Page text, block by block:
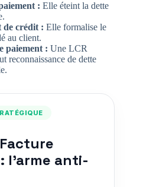
: Elle éteint la dette
de crédit : Elle formalise le
au client.
paiement : Une LCR
reconnaissance de dette
Facture
l'arme anti-